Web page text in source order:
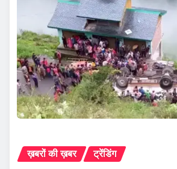
ख़बरों की ख़बर ट्रेंडिंग